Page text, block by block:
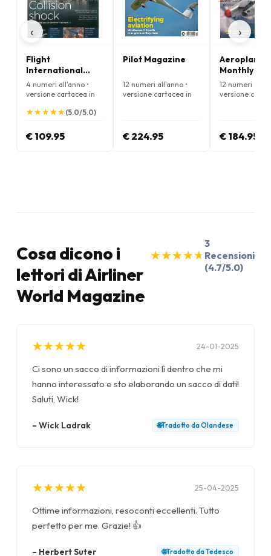
‹
Flight
International
Magazine
4 numeri all'anno •
versione cartacea in
★
★★
★★
★★
★★
★(5.0/5.0)
€ 109.95
Pilot Magazine
12 numeri all'anno •
versione cartacea in
€ 224.95
Aeroplane
Monthly
12 numeri
versione
€ 184.95
›
Cosa dicono i
lettori di Airliner
World Magazine
★
★★
★★
★★
★★
★
3
Recensioni
(4.7/5.0)
★
★★
★★
★★
★★
★ 24-01-2025
Ci sono un sacco di informazioni lì dentro che mi
hanno interessato e sto elaborando un sacco di dati!
Saluti, Wick!
– Wick Ladrak 🌐Tradotto daOlandese
★
★★
★★
★★
★★
★ 25-04-2025
Ottime informazioni, resoconti eccellenti. Tutto
perfetto per me. Grazie! 👍
– Herbert Suter 🌐Tradotto daTedesco